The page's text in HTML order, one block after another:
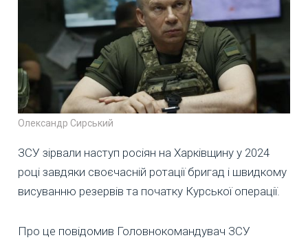
Олександр Сирський
ЗСУ зірвали наступ росіян на Харківщину у 2024
році завдяки своєчасній ротації бригад і швидкому
висуванню резервів та початку Курської операції.
Про це повідомив Головнокомандувач ЗСУ